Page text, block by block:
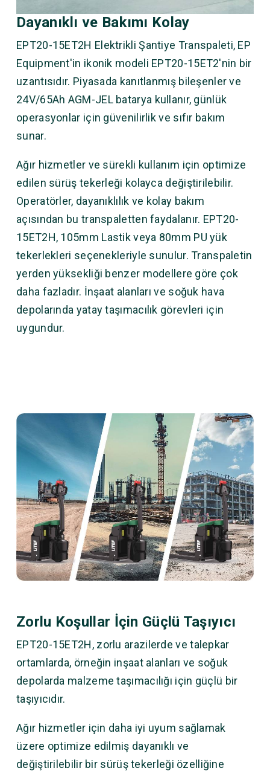
Dayanıklı ve Bakımı Kolay
EPT20-15ET2H Elektrikli Şantiye Transpaleti, EP
Equipment'in ikonik modeli EPT20-15ET2'nin bir
uzantısıdır. Piyasada kanıtlanmış bileşenler ve
24V/65Ah AGM-JEL batarya kullanır, günlük
operasyonlar için güvenilirlik ve sıfır bakım
sunar.
Ağır hizmetler ve sürekli kullanım için optimize
edilen sürüş tekerleği kolayca değiştirilebilir.
Operatörler, dayanıklılık ve kolay bakım
açısından bu transpaletten faydalanır. EPT20-
15ET2H, 105mm Lastik veya 80mm PU yük
tekerlekleri seçenekleriyle sunulur. Transpaletin
yerden yüksekliği benzer modellere göre çok
daha fazladır. İnşaat alanları ve soğuk hava
depolarında yatay taşımacılık görevleri için
uygundur.
Zorlu Koşullar İçin Güçlü Taşıyıcı
EPT20-15ET2H, zorlu arazilerde ve talepkar
ortamlarda, örneğin inşaat alanları ve soğuk
depolarda malzeme taşımacılığı için güçlü bir
taşıyıcıdır.
Ağır hizmetler için daha iyi uyum sağlamak
üzere optimize edilmiş dayanıklı ve
değiştirilebilir bir sürüş tekerleği özelliğine